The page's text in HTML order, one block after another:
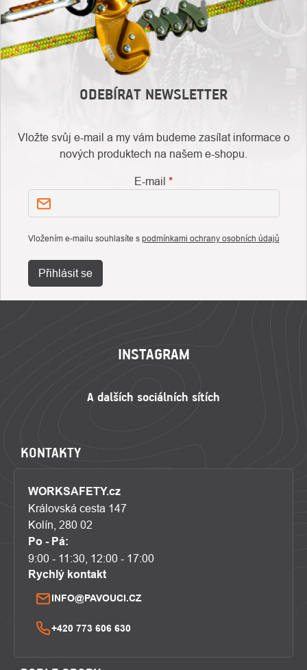
ODEBÍRAT NEWSLETTER
Vložte svůj e-mail a my vám budeme zasílat informace o
nových produktech na našem e-shopu.
E-mail
Vložením e-mailu souhlasíte s podmínkami ochrany osobních údajů
Přihlásit se
INSTAGRAM
KONTAKTY
WORKSAFETY.cz
Královská cesta 147
Kolín, 280 02
Po - Pá:
9:00 - 11:30, 12:00 - 17:00
Rychlý kontakt
INFO@PAVOUCI.CZ
+420 773 606 630